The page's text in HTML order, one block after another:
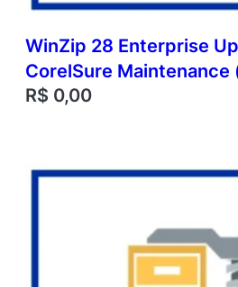
WinZip 28 Enterprise
CorelSure Maintenance
R$ 0,00